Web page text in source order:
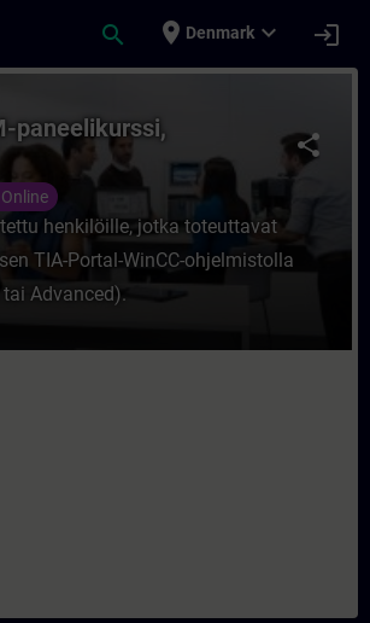
search place Denmark expand_more login
WinCCM-paneelikurssi,
share
paneelikurssi,
henkilöille, jotka toteuttavat
TIA-Portal-WinCC-ohjelmistolla
Advanced).